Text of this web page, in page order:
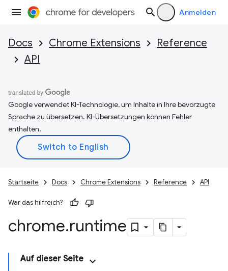
Anmelden
Docs Chrome Extensions
Reference
API
Google verwendet KI-Technologie, um Inhalte in Ihre bevorzugte
Sprache zu übersetzen. KI-Übersetzungen können Fehler
enthalten.
Startseite Docs Chrome Extensions Reference API
War das hilfreich?
chrome.runtime
Auf dieser Seite